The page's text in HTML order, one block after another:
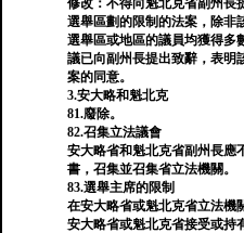
修改：不得向魁北克省副州長
選舉區劃的限制的法案，除非
選舉區或地區的議員均獲得多
議已向副州長提出致辭，表明
案的同意。
3.安大略和魁北克
81.廢除。
82.召集立法議會
安大略省和魁北克省副州長應
書，召集並召集省立法機關。
83.選舉主席的限制
在安大略省或魁北克省立法機
安大略省或魁北克省接受或持